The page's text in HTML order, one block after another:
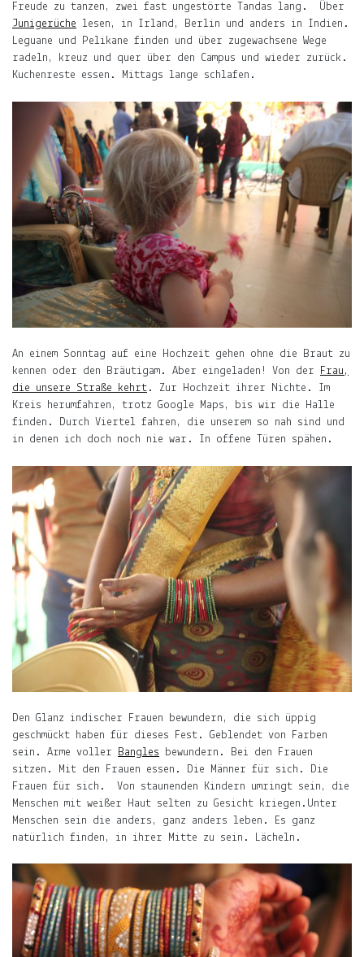
Liebe,
Name
Notiz.
Auf
sammle
Notizen
mein
Leben.
Über
das
Frau-
Muttersein.
Über
das
Leben
mit
Kind.
Über
das
Leben
Deutschland.
Mehr
erfährst
hier
willst
Notiz
verpassen?
Freude zu tanzen, zwei fast ungestörte Tandas lang. Über
Junigerüche lesen, in Irland, Berlin und anders in Indien.
Leguane und Pelikane finden und über zugewachsene Wege
radeln, kreuz und quer über den Campus und wieder zurück.
Kuchenreste essen. Mittags lange schlafen.
An einem Sonntag auf eine Hochzeit gehen ohne die Braut zu
kennen oder den Bräutigam. Aber eingeladen! Von der
Frau,
die unsere Straße kehrt . Zur Hochzeit ihrer Nichte. Im
Kreis herumfahren, trotz Google Maps, bis wir die Halle
finden. Durch Viertel fahren, die unserem so nah sind und
in denen ich doch noch nie war. In offene Türen spähen.
Den Glanz indischer Frauen bewundern, die sich üppig
geschmückt haben für dieses Fest. Geblendet von Farben
sein. Arme voller
Bangles bewundern. Bei den Frauen
sitzen. Mit den Frauen essen. Die Männer für sich. Die
Frauen für sich. Von staunenden Kindern umringt sein, die
Menschen mit weißer Haut selten zu Gesicht kriegen.Unter
Menschen sein die anders, ganz anders leben. Es ganz
natürlich finden, in ihrer Mitte zu sein. Lächeln.